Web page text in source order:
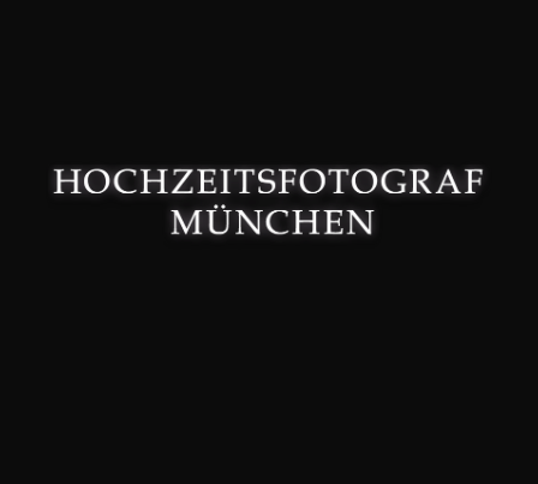
Datenschutzerklärung–Impressum
Made with 🤍 in München.